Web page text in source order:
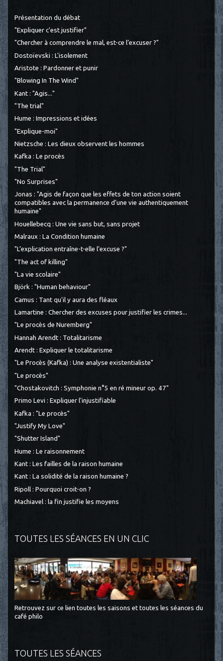
Présentation du débat
"Expliquer c'est justifier"
"Chercher à comprendre le mal, est-ce l’excuser ?"
Dostoïevski : L'isolement
Aristote : Pardonner et punir
"Blowing In The Wind"
Kant : "Agis..."
"The trial"
Hume : Impressions et idées
"Explique-moi"
Nietzsche : Les dieux observent les hommes
Kafka : Le procès
"The Trial"
"No Surprises"
Jonas : "Agis de façon que les effets de ton action soient
compatibles avec la permanence d’une vie authentiquement
humaine"
Houellebecq : Une vie sans but, sans projet
Malraux : La Condition humaine
"L’explication entraîne-t-elle l’excuse ?"
"The act of killing"
"La vie scolaire"
Björk : "Human behaviour"
Camus : Tant qu'il y aura des fléaux
Lamartine : Chercher des excuses pour justifier les crimes...
"Le procès de Nuremberg"
Hannah Arendt : Totalitarisme
Arendt : Expliquer le totalitarisme
"Le Procès (Kafka) : Une analyse existentialiste"
"Le procès"
"Chostakovitch : Symphonie n°5 en ré mineur op. 47"
Primo Levi : Expliquer l'injustifiable
Kafka : "Le procès"
"Justify My Love"
"Shutter Island"
Hume : Le raisonnement
Kant : Les failles de la raison humaine
Kant : La solidité de la raison humaine ?
Ripoll : Pourquoi croit-on ?
Machiavel : la fin justifie les moyens
TOUTES LES SÉANCES EN UN CLIC
Retrouvez sur ce lien toutes les saisons et toutes les séances du
café philo
TOUTES LES SÉANCES